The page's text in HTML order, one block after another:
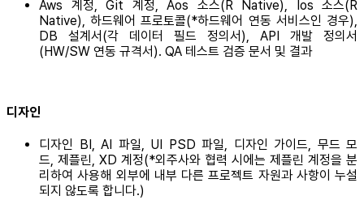
Aws 계정, Git 계정, Aos 소스(R Native), Ios 소스(R
Native), 하드웨어 프로토콜(*하드웨어 연동 서비스인 경우),
DB 설계서(각 데이터 필드 정의서), API 개발 정의서
(HW/SW 연동 규격서). QA 테스트 검증 문서 및 결과
디자인
디자인 BI, AI 파일, UI PSD 파일, 디자인 가이드, 무드 모
드, 제플린, XD 계정(*외주사와 협력 시에는 제플린 계정을 분
리하여 사용해 외부에 내부 다른 프로젝트 자원과 사항이 누설
되지 않도록 합니다.)